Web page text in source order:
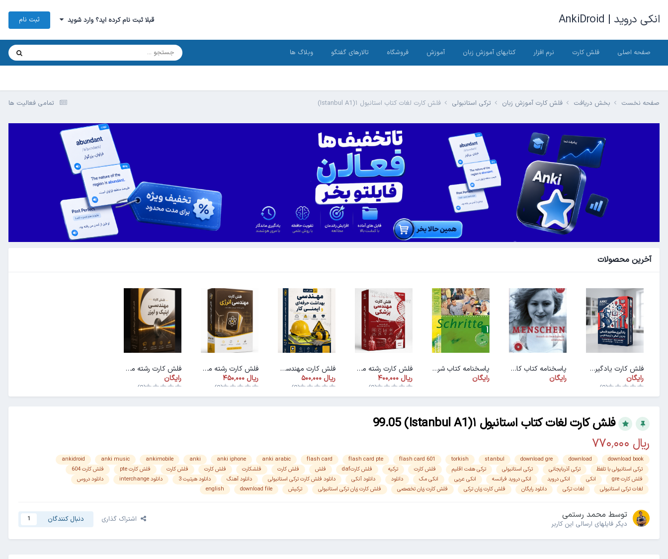
انکی دروید | AnkiDroid قبلا ثبت نام کرده اید؟ وارد شوید ثبت نام
صفحه اصلی فلش کارت نرم افزار کتابهای آموزش زبان آموزش فروشگاه تالارهای گفتگو وبلاگ ها
تمامی فعالیت ها صفحه نخست بخش دریافت فلش کارت آموزش زبان ترکی استانبولی فلش کارت لغات کتاب استانبول ۱(Istanbul A1)
آخرین محصولات
فلش کارت یادگیری مفاهیم فلسفی به زبان آلمانی با ترجمهٔ فارسی
رایگان
(0)
پاسخنامه کتاب کار ArbeitsbuchMenschen A1.1
رایگان
پاسخنامه کتاب شریته ۱ (PDF)
رایگان
فلش کارت رشته مهندسی پزشکی
(0)
فلش کارت مهندسی بهداشت و ایمنی کار
(0)
فلش کارت رشته مهندسی انرژی
(0)
فلش کارت رشته مهندسی اپتیک و لیزر
رایگان
(0)
فلش کارت لغات کتاب استانبول ۱(Istanbul A1) 99.05
download book
download
download gre
stanbul
torkish
flash card 601
flash card pte
flash card
anki arabic
anki iphone
anki
ankimobile
anki music
ankidroid
ترکی استانبولی با تلفظ
ترکی آذربایجانی ترکی استانبولی ترکی هفت اقلیم فلش کارت ترکیه فلش کارتdaf فلش فلش کارت فلشکارت فلش کارت فلش کارت فلش کارت pte
فلش کارت 604
فلش کارت gre
انکی انکی دروید انکی دروید فرانسه انکی عربی انکی مک دانلود دانلود آنکی دانلود فلش کارت ترکی استانبولی دانلود آهنگ دانلود هیتیت 3 دانلود interchange
دانلود دروس
لغات ترکی استانبولی
لغات ترکی دانلود رایگان فلش کارت زبان ترکی فلش کارت زبان تخصصی فلش کارت زبان ترکی استانبولی ترکیش download file
english
توسط محمد رستمی
دیگر فایل‎های ارسالی این کاربر اشتراک گذاری دنبال کنندگان 1